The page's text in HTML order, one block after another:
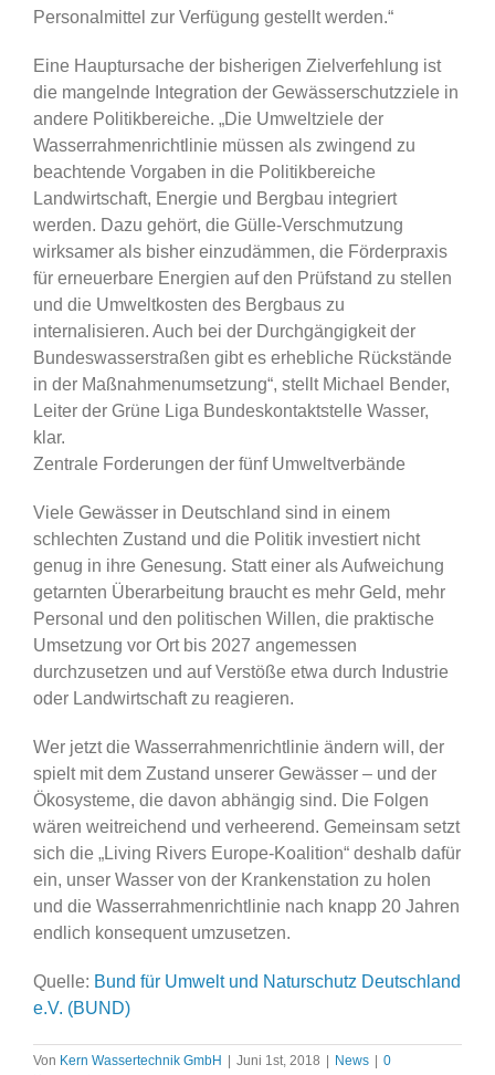
Personalmittel zur Verfügung gestellt werden.“
Eine Hauptursache der bisherigen Zielverfehlung ist
die mangelnde Integration der Gewässerschutzziele in
andere Politikbereiche. „Die Umweltziele der
Wasserrahmenrichtlinie müssen als zwingend zu
beachtende Vorgaben in die Politikbereiche
Landwirtschaft, Energie und Bergbau integriert
werden. Dazu gehört, die Gülle-Verschmutzung
wirksamer als bisher einzudämmen, die Förderpraxis
für erneuerbare Energien auf den Prüfstand zu stellen
und die Umweltkosten des Bergbaus zu
internalisieren. Auch bei der Durchgängigkeit der
Bundeswasserstraßen gibt es erhebliche Rückstände
in der Maßnahmenumsetzung“, stellt Michael Bender,
Leiter der Grüne Liga Bundeskontaktstelle Wasser,
klar.
Zentrale Forderungen der fünf Umweltverbände
Viele Gewässer in Deutschland sind in einem
schlechten Zustand und die Politik investiert nicht
genug in ihre Genesung. Statt einer als Aufweichung
getarnten Überarbeitung braucht es mehr Geld, mehr
Personal und den politischen Willen, die praktische
Umsetzung vor Ort bis 2027 angemessen
durchzusetzen und auf Verstöße etwa durch Industrie
oder Landwirtschaft zu reagieren.
Wer jetzt die Wasserrahmenrichtlinie ändern will, der
spielt mit dem Zustand unserer Gewässer – und der
Ökosysteme, die davon abhängig sind. Die Folgen
wären weitreichend und verheerend. Gemeinsam setzt
sich die „Living Rivers Europe-Koalition“ deshalb dafür
ein, unser Wasser von der Krankenstation zu holen
und die Wasserrahmenrichtlinie nach knapp 20 Jahren
endlich konsequent umzusetzen.
Quelle: Bund für Umwelt und Naturschutz Deutschland
e.V. (BUND)
Von Kern Wassertechnik GmbH Juni 1st, 2018 News
0